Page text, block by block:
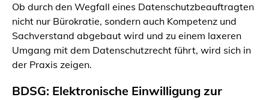
Ob durch den Wegfall eines Datenschutzbeauftragten
nicht nur Bürokratie, sondern auch Kompetenz und
Sachverstand abgebaut wird und zu einem laxeren
Umgang mit dem Datenschutzrecht führt, wird sich in
der Praxis zeigen.
BDSG: Elektronische Einwilligung zur